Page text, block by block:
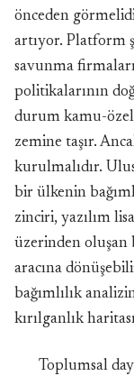
önceden
artıyor. Platform
savunma
politikalarının
durum kamu-
zemine taşır.
kurulmalıdır.
bir ülkenin
zinciri, yazılım
üzerinden oluşan
aracına
bağımlılık
kırılganlık
Toplumsal